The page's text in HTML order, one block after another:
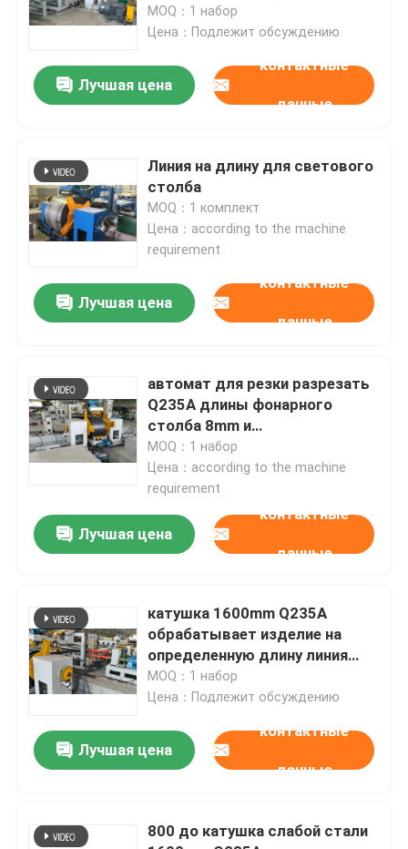
Домой
Продукция
О нас
Экскурсия по заводу
Контроль качества
Свяжитесь с нами
Новости
тормоз гидровлического давления cnc
изделие на определенную
длину обрабатыванная
длину
MOQ：1 набор
Цена：Подлежит обсуждению
Лучшая цена
контактные
данные
Линия на длину для светового
столба
MOQ：1 комплект
Цена：according to the machine
requirement
Лучшая цена
контактные
данные
автомат для резки разрезать
Q235A длины фонарного
столба 8mm и
обрабатыванная изделие на
определенную длину линия
MOQ：1 набор
Цена：according to the machine
requirement
Лучшая цена
контактные
данные
катушка 1600mm Q235A
обрабатывает изделие на
определенную длину линия
машины 15 тонн нагружать
MOQ：1 набор
Цена：Подлежит обсуждению
Лучшая цена
контактные
данные
800 до катушка слабой стали